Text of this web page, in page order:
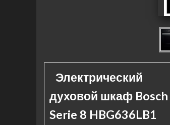
Электрический
духовой шкаф Bosch
Serie 8 HBG636LB1